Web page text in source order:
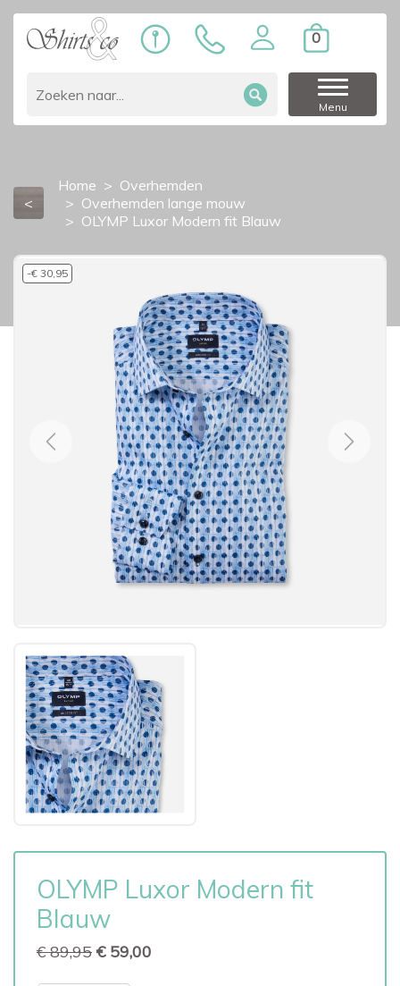
0
Menu
<
Home
Overhemden
Overhemden lange mouw
OLYMP Luxor Modern fit Blauw
-€ 30,95
Previous Next
OLYMP Luxor Modern fit
Blauw
€ 89,95 € 59,00